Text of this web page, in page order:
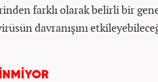
farklı olarak belirli bir
davranışını